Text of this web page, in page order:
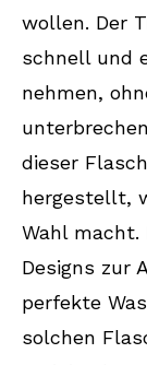
wollen. Der
schnell und
nehmen,
dieser
hergestellt,
Wahl macht.
Designs zur
perfekte
solchen